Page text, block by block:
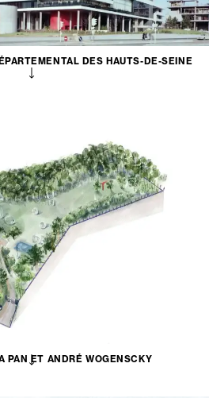
DES HAUTS-DE-SEINE
PAN ET ANDRÉ WOGENSCKY